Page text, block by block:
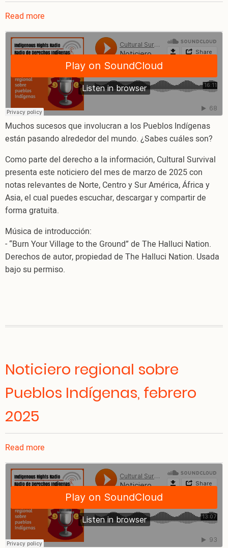
Read more
Noticiero
regional
sobre
Pueblos
Indígenas,
marzo
2025
Muchos sucesos que involucran a los Pueblos Indígenas
están pasando alrededor del mundo. ¿Sabes cuáles son?
Como parte del derecho a la información, Cultural Survival
presenta este noticiero del mes de marzo de 2025 con
notas relevantes de Norte, Centro y Sur América, África y
Asia, el cual puedes escuchar, descargar y compartir de
forma gratuita.
Música de introducción:
- “Burn Your Village to the Ground” de The Halluci Nation.
Derechos de autor, propiedad de The Halluci Nation. Usada
bajo su permiso.
Noticiero regional sobre
Pueblos Indígenas, febrero
2025
Read more
Noticiero
regional
sobre
Pueblos
Indígenas,
febrero
2025